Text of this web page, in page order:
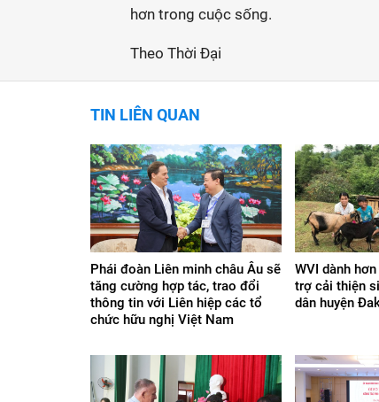
hơn trong cuộc sống.
Theo Thời Đại
TIN LIÊN QUAN
Phái đoàn Liên minh châu Âu sẽ
tăng cường hợp tác, trao đổi
thông tin với Liên hiệp các tổ
chức hữu nghị Việt Nam
WVI dành
trợ cải thiện
dân huyện